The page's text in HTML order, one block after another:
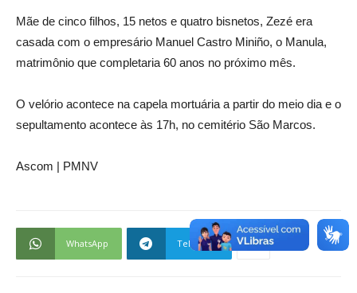
Mãe de cinco filhos, 15 netos e quatro bisnetos, Zezé era
casada com o empresário Manuel Castro Miniño, o Manula,
matrimônio que completaria 60 anos no próximo mês.
O velório acontece na capela mortuária a partir do meio dia e o
sepultamento acontece às 17h, no cemitério São Marcos.
Ascom | PMNV
WhatsApp Telegram